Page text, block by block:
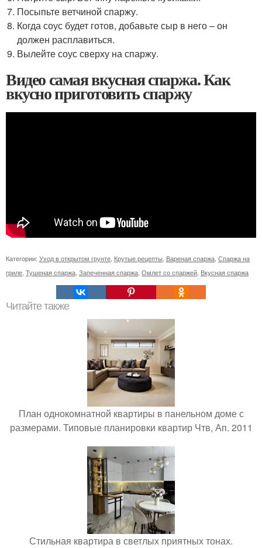
Посыпьте ветчиной спаржу.
Когда соус будет готов, добавьте сыр в него – он
должен расплавиться.
Вылейте соус сверху на спаржу.
Видео самая вкусная спаржа. Как
вкусно приготовить спаржу
Категории: Уход в открытом грунте Крутые рецепты Вареная спаржа Спаржа на
гриле Тушеная спаржа Запеченная спаржа Омлет со спаржей Вкусная спаржа
Читайте также
План однокомнатной квартиры в панельном доме с
размерами. Типовые планировки квартир Чтв, Ап. 2011
Стильная квартира в светлых приятных тонах.